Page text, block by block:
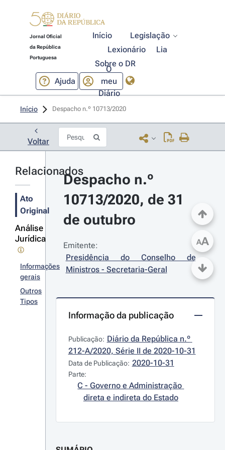
Jornal Oficial
da República
Portuguesa
Início
Legislação
Lexionário
Lia
Sobre o DR
Ajuda
O
meu
Diário
Início Despacho n.º 10713/2020
Voltar
Relacionados
Ato
Original
Análise
Jurídica
Informações
gerais
Outros
Tipos
Despacho n.º
10713/2020, de 31
de outubro
Emitente:
Presidência do Conselho de
Ministros - Secretaria-Geral
Informação da publicação
Publicação: Diário da República n.º
212-A/2020, Série II de 2020-10-31
Data de Publicação: 2020-10-31
Parte:
C - Governo e Administração
direta e indireta do Estado
AA